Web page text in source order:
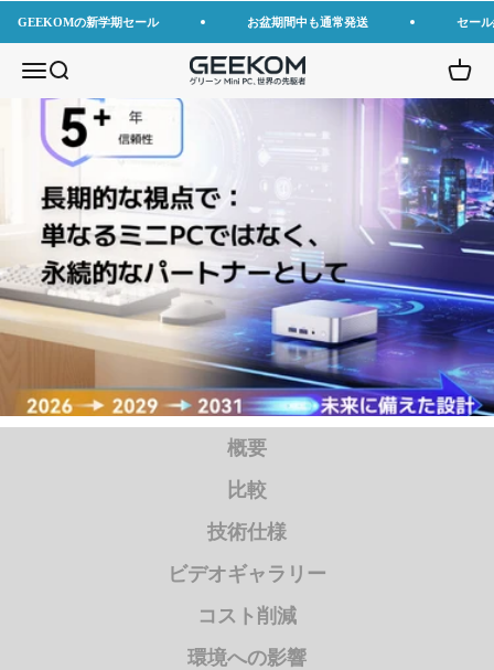
コンテンツへスキップ
GEEKOMの新学期セール お盆期間中も通常発送 セー
メニューを開く
検索を開く GEEKOM JP カー
概要
比較
技術仕様
ビデオギャラリー
コスト削減
環境への影響